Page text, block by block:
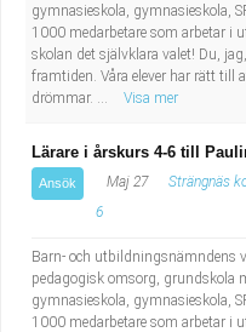
gymnasieskola, gymnasieskola,
1000 medarbetare som arbetar i
skolan det självklara valet! Du,
framtiden. Våra elever har rätt
drömmar. ...
Visa mer
Lärare i årskurs 4-6 till
Ansök Maj 27 Strängnäs
6
Barn- och utbildningsnämndens
pedagogisk omsorg, grundskola
gymnasieskola, gymnasieskola,
1000 medarbetare som arbetar i